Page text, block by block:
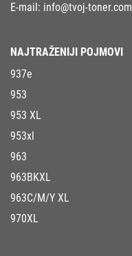
E-mail: info@tvoj-toner.com
NAJTRAŽENIJI POJMOVI
937e
953
953 XL
953xl
963
963BKXL
963C/M/Y XL
970XL